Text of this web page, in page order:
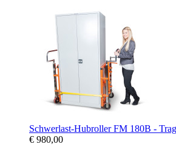
Schwerlast-Hubroller FM 180B -
€ 980,00